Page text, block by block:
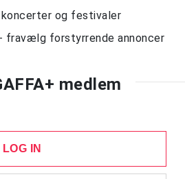
og festivaler
fravælg forstyrrende annoncer
medlem
LOG IN